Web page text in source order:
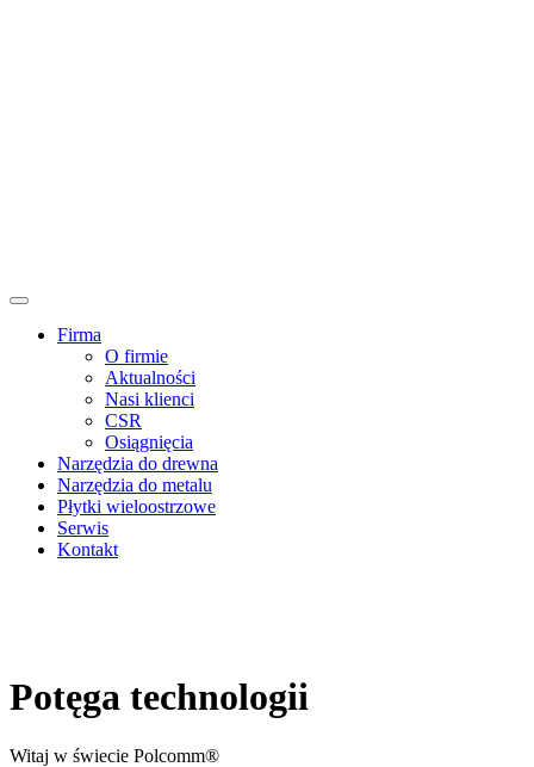
Firma
O firmie
Aktualności
Nasi klienci
CSR
Osiągnięcia
Narzędzia do drewna
Narzędzia do metalu
Płytki wieloostrzowe
Serwis
Kontakt
Potęga technologii
Witaj w świecie Polcomm®